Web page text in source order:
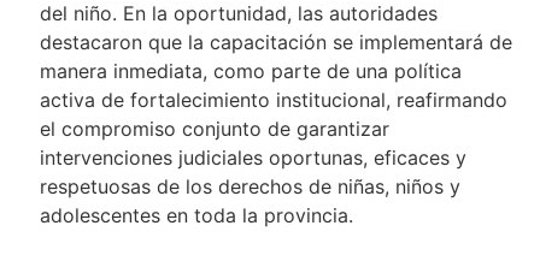
del niño. En la oportunidad, las autoridades
destacaron que la capacitación se implementará de
manera inmediata, como parte de una política
activa de fortalecimiento institucional, reafirmando
el compromiso conjunto de garantizar
intervenciones judiciales oportunas, eficaces y
respetuosas de los derechos de niñas, niños y
adolescentes en toda la provincia.